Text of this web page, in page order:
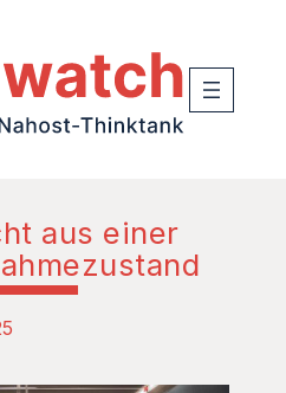
aus einer